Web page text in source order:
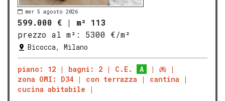
mer 5 agosto 2026
599.000 € | m² 113
prezzo al m²:
5300 €/m²
Bicocca, Milano
piano: 12 bagni: 2 C.E.
A
zona OMI: D34
con terrazza
cantina
cucina abitabile